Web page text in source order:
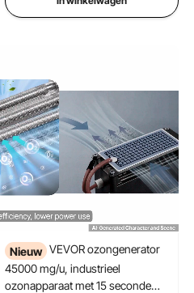
Nieuw VEVOR ozongenerator
45000 mg/u, industrieel
ozonapparaat met 15 seconden